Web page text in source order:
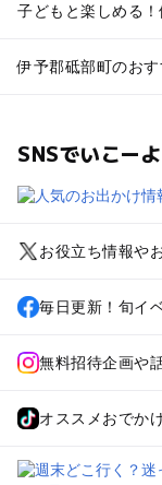
子どもと楽しめる
伊予郡砥部町のお
SNSでいこー
お役立ち情報や
毎日更新！旬イ
無料招待企画や
オススメおでか